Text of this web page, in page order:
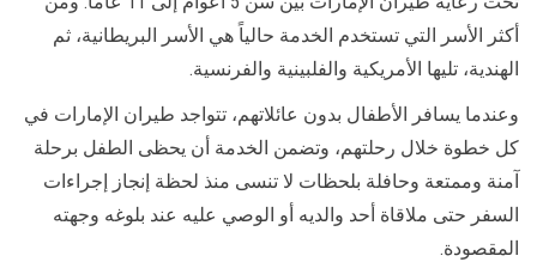
أكثر الأسر التي تستخدم الخدمة حالياً هي الأسر البريطانية، ثم
الهندية، تليها الأمريكية والفلبينية والفرنسية.
وعندما يسافر الأطفال بدون عائلاتهم، تتواجد طيران الإمارات في
كل خطوة خلال رحلتهم، وتضمن الخدمة أن يحظى الطفل برحلة
آمنة وممتعة وحافلة بلحظات لا تنسى منذ لحظة إنجاز إجراءات
السفر حتى ملاقاة أحد والديه أو الوصي عليه عند بلوغه وجهته
المقصودة.